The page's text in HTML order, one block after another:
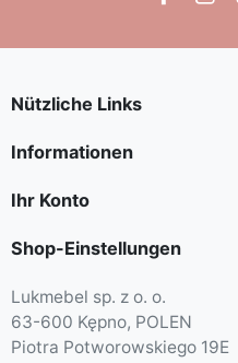
Nützliche Links
Informationen
Ihr Konto
Shop-Einstellungen
Lukmebel sp. z o. o.
63-600 Kępno, POLEN
Piotra Potworowskiego 19E